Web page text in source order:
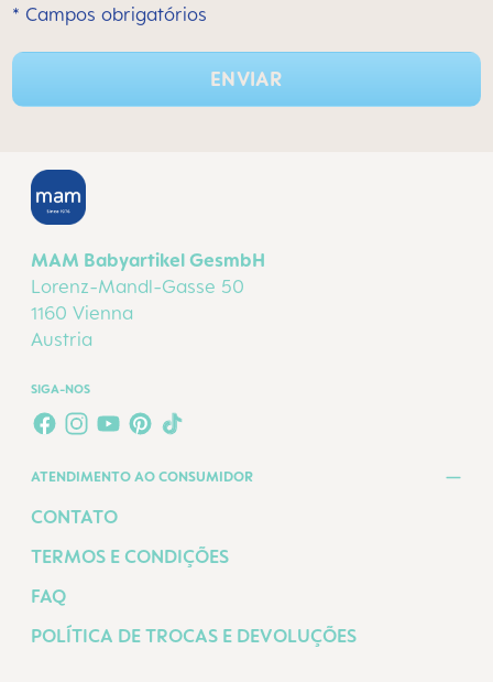
* Campos obrigatórios
ENVIAR
MAM Babyartikel GesmbH
Lorenz-Mandl-Gasse 50
1160 Vienna
Austria
SIGA-NOS
FACEBOOK
INSTAGRAM
YOUTUBE
PINTEREST
TIKTOK
ATENDIMENTO AO CONSUMIDOR
CONTATO
TERMOS E CONDIÇÕES
FAQ
POLÍTICA DE TROCAS E DEVOLUÇÕES